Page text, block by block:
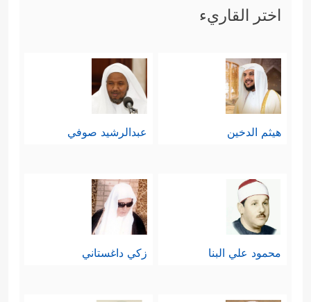
اختر القاريء
هيثم الدخين عبدالرشيد صوفي
محمود علي البنا زكي داغستاني